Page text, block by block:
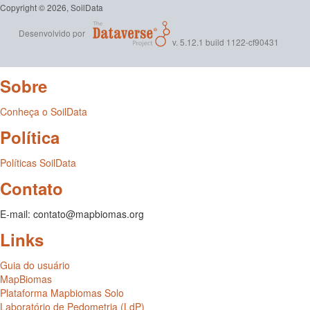
Copyright © 2026, SoilData
Desenvolvido por
v. 5.12.1 build 1122-cf90431
Sobre
Conheça o SoilData
Política
Políticas SoilData
Contato
E-mail: contato@mapbiomas.org
Links
Guia do usuário
MapBiomas
Plataforma Mapbiomas Solo
Laboratório de Pedometria (LdP)